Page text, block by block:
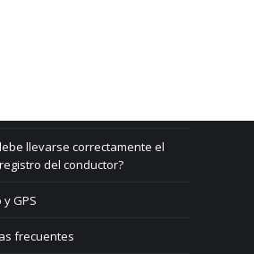
llevarse correctamente el
del conductor?
GPS
frecuentes